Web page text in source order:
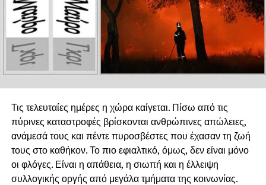
Τις τελευταίες ημέρες η χώρα καίγεται. Πίσω από τις
πύρινες καταστροφές βρίσκονται ανθρώπινες απώλειες,
ανάμεσά τους και πέντε πυροσβέστες που έχασαν τη ζωή
τους στο καθήκον. Το πιο εφιαλτικό, όμως, δεν είναι μόνο
οι φλόγες. Είναι η απάθεια, η σιωπή και η έλλειψη
συλλογικής οργής από μεγάλα τμήματα της κοινωνίας.